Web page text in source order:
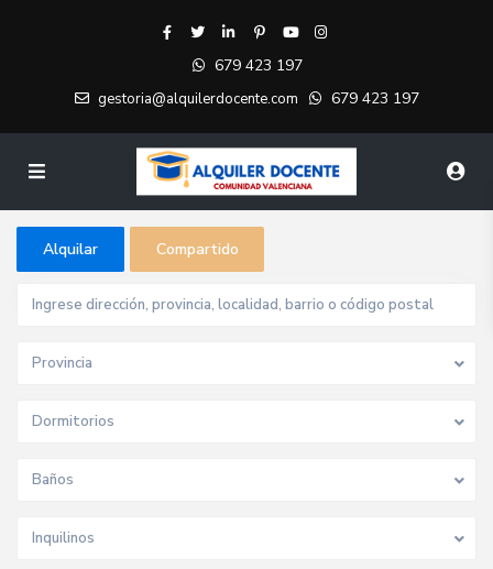
679 423 197
gestoria@alquilerdocente.com 679 423 197
Alquilar Compartido
Provincia
Dormitorios
Baños
Inquilinos